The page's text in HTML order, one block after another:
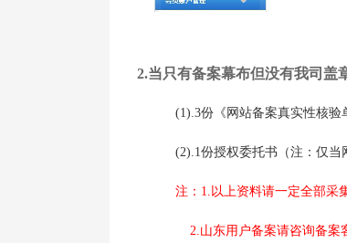
2.当只有备案幕布但没有我司盖
(1).3份《网站备案真实性核验
(2).1份授权委托书（注：仅当
注： 1.以上资料请一定全部采
2.山东用户备案请咨询备案